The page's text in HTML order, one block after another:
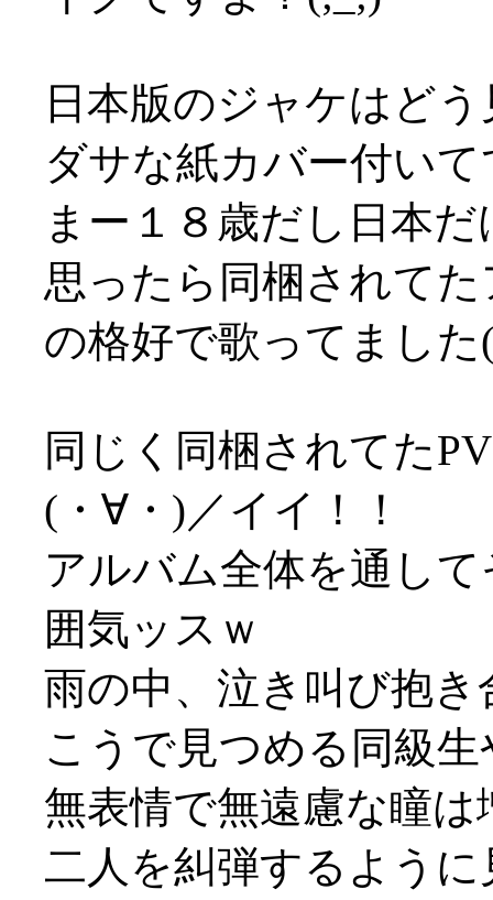
日本版のジャケはど
ダサな紙カバー付い
まー１８歳だし日本
思ったら同梱されて
の格好で歌ってました
同じく同梱されてた
(・∀・)／イイ！！
アルバム全体を通し
囲気ッスｗ
雨の中、泣き叫び抱
こうで見つめる同級
無表情で無遠慮な瞳
二人を糾弾するよう